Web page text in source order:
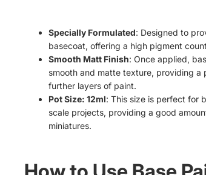
Specially Formulated: Designed to
basecoat, offering a high pigment
Smooth Matt Finish: Once applied,
smooth and matte texture, providing a
further layers of paint.
Pot Size: 12ml: This size is perfect for
scale projects, providing a good
miniatures.